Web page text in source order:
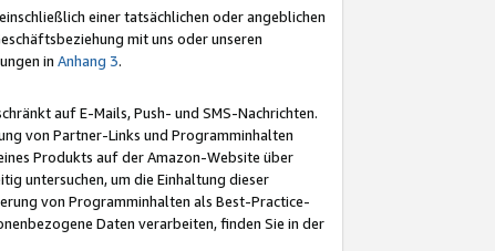
einer tatsächlichen oder angeblichen
mit uns oder unseren
in Anhang 3.
auf E-Mails, Push- und SMS-Nachrichten.
von Partner-Links und Programminhalten
Produkts auf der Amazon-Website über
untersuchen, um die Einhaltung dieser
von Programminhalten als Best-Practice-
Daten verarbeiten, finden Sie in der